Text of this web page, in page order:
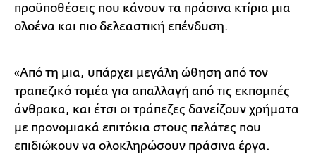
προϋποθέσεις που κάνουν τα πράσινα κτίρια μια
ολοένα και πιο δελεαστική επένδυση.
«Από τη μια, υπάρχει μεγάλη ώθηση από τον
τραπεζικό τομέα για απαλλαγή από τις εκπομπές
άνθρακα, και έτσι οι τράπεζες δανείζουν χρήματα
με προνομιακά επιτόκια στους πελάτες που
επιδιώκουν να ολοκληρώσουν πράσινα έργα.